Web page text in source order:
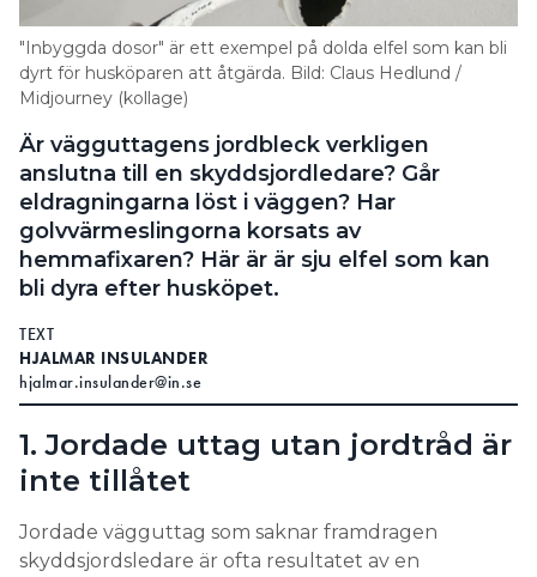
Search for:
SEARCH
"Inbyggda dosor" är ett exempel på dolda elfel som kan bli
dyrt för husköparen att åtgärda. Bild: Claus Hedlund /
Midjourney (kollage)
Är vägguttagens jordbleck verkligen
anslutna till en skyddsjordledare? Går
eldragningarna löst i väggen? Har
golvvärmeslingorna korsats av
hemmafixaren? Här är är sju elfel som kan
bli dyra efter husköpet.
TEXT
HJALMAR INSULANDER
hjalmar.insulander@in.se
1. Jordade uttag utan jordtråd är
inte tillåtet
Jordade vägguttag som saknar framdragen
skyddsjordsledare är ofta resultatet av en